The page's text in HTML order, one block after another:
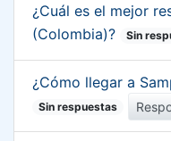
¿Cuál es el mejor
(Colombia)?
Sin
¿Cómo llegar a
Sin respuestas